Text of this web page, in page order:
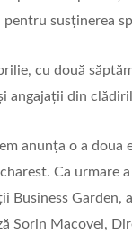
susținerea
cu două
angajații din
anunța o a doua
Ca urmare
Business Garden,
Sorin Macovei,